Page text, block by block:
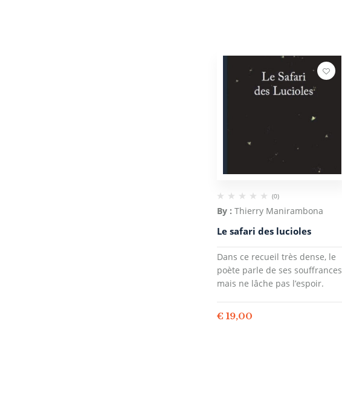
(0)
By : Thierry Manirambona
Le safari des lucioles
Dans ce recueil très dense, le
poète parle de ses souffrances
mais ne lâche pas l’espoir.
€ 19,00